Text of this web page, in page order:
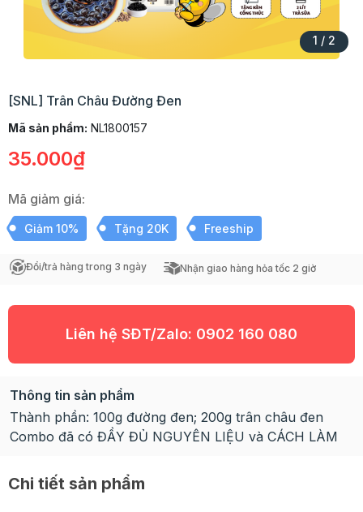
1 / 2
[SNL] Trân Châu Đường Đen
Mã sản phẩm: NL1800157
35.000₫
Mã giảm giá:
Giảm 10% Tặng 20K Freeship
Đổi/trả hàng trong 3 ngày Nhận giao hàng hỏa tốc 2 giờ
Liên hệ SĐT/Zalo: 0902 160 080
Thông tin sản phẩm
Thành phần: 100g đường đen; 200g trân châu đen
Combo đã có ĐẦY ĐỦ NGUYÊN LIỆU và CÁCH LÀM
Chi tiết sản phẩm